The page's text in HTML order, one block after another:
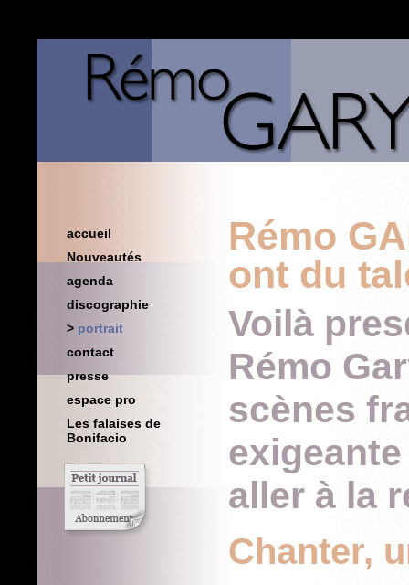
accueil
Nouveautés
agenda
discographie
portrait
contact
presse
espace pro
Les falaises de
Bonifacio
Rémo
ont du
Voilà
Rémo
scènes
aller à la
Chanter,